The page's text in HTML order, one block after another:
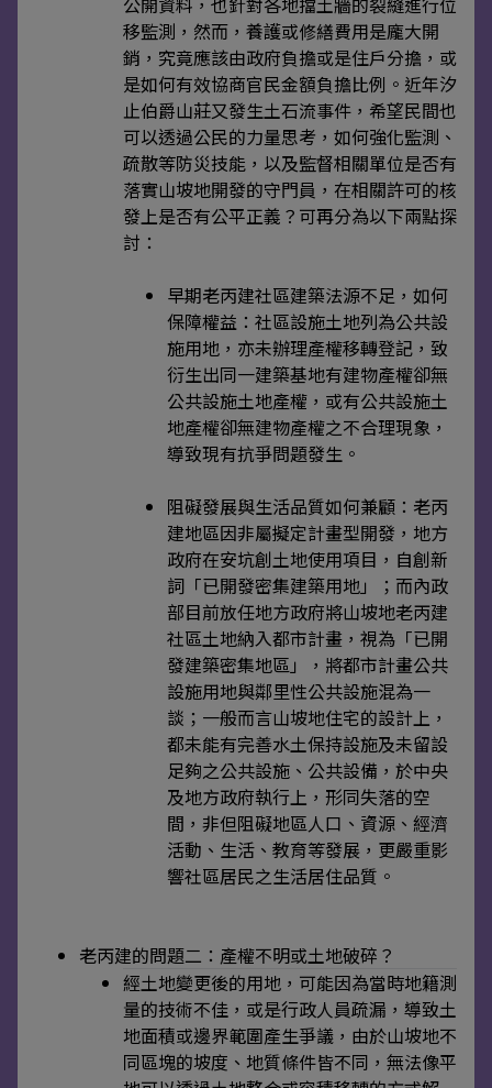
移監測，然而，養護或修繕費用是龐大開
銷，究竟應該由政府負擔或是住戶分擔，或
是如何有效協商官民金額負擔比例。近年汐
止伯爵山莊又發生土石流事件，希望民間也
可以透過公民的力量思考，如何強化監測、
疏散等防災技能，以及監督相關單位是否有
落實山坡地開發的守門員，在相關許可的核
發上是否有公平正義？可再分為以下兩點探
討：
早期老丙建社區建築法源不足，如何
保障權益：社區設施土地列為公共設
施用地，亦未辦理產權移轉登記，致
衍生出同一建築基地有建物產權卻無
公共設施土地產權，或有公共設施土
地產權卻無建物產權之不合理現象，
導致現有抗爭問題發生。
阻礙發展與生活品質如何兼顧：老丙
建地區因非屬擬定計畫型開發，地方
政府在安坑創土地使用項目，自創新
詞「已開發密集建築用地」；而內政
部目前放任地方政府將山坡地老丙建
社區土地納入都市計畫，視為「已開
發建築密集地區」，將都市計畫公共
設施用地與鄰里性公共設施混為一
談；一般而言山坡地住宅的設計上，
都未能有完善水土保持設施及未留設
足夠之公共設施、公共設備，於中央
及地方政府執行上，形同失落的空
間，非但阻礙地區人口、資源、經濟
活動、生活、教育等發展，更嚴重影
響社區居民之生活居住品質。
老丙建的問題二：產權不明或土地破碎？
經土地變更後的用地，可能因為當時地籍測
量的技術不佳，或是行政人員疏漏，導致土
地面積或邊界範圍產生爭議，由於山坡地不
同區塊的坡度、地質條件皆不同，無法像平